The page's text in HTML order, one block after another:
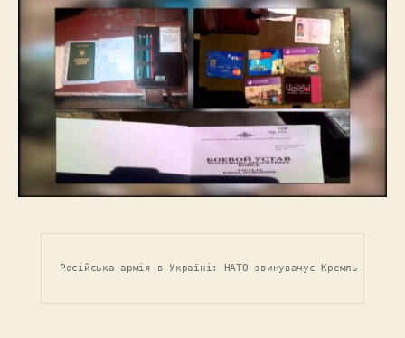
Російська армія в Україні: НАТО звинувачує Кремль у